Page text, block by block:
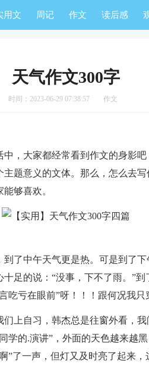
用文 周记 作文 读后感
天气作文300字
时间：2023-06-29 07:38:57 作文
大家都经常看到作文的身影吧
题意义的文体。那么，怎么去
够喜欢。
中午天气更是热。可是到了下
足的说：“没事，下不了雨。”
吃亏在眼前”呀！！！跟何况我只
自习，韩杰总是往窗外看，我
学的.演讲”，外面的天色越来越
”了一声，但灯又及时亮了起来，